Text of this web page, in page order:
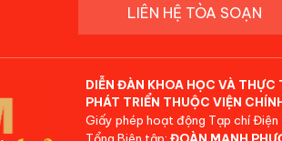
LIÊN HỆ TÒA SOẠN
DIỄN ĐÀN KHOA HỌC VÀ
PHÁT TRIỂN THUỘC VIỆN
Giấy phép hoạt động Tạp chí